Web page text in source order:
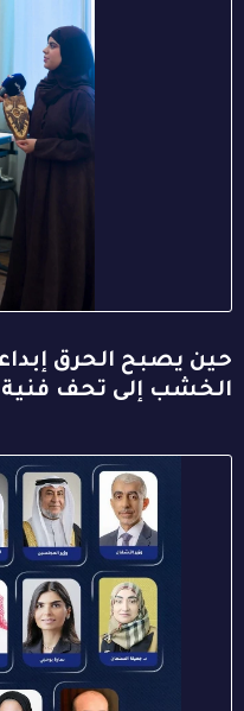
حين يصبح الحرق
الخشب إلى تحف فنية